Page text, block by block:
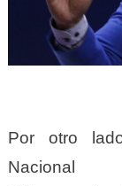
Por otro